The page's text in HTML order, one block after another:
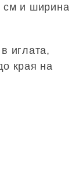
см и ширина
иглата,
края на